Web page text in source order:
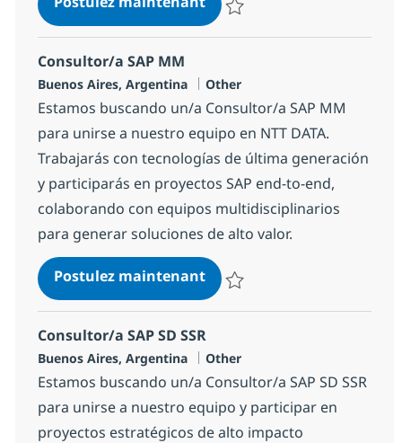
Consultor/a SAP MM
Localisation
Buenos Aires, Argentina Catégorie
Other
Estamos buscando un/a Consultor/a SAP MM
para unirse a nuestro equipo en NTT DATA.
Trabajarás con tecnologías de última generación
y participarás en proyectos SAP end-to-end,
colaborando con equipos multidisciplinarios
para generar soluciones de alto valor.
Postulez maintenantConsultor/a SAP MM
Consultor/a SAP SD SSR
Localisation
Buenos Aires, Argentina Catégorie
Other
Estamos buscando un/a Consultor/a SAP SD SSR
para unirse a nuestro equipo y participar en
proyectos estratégicos de alto impacto